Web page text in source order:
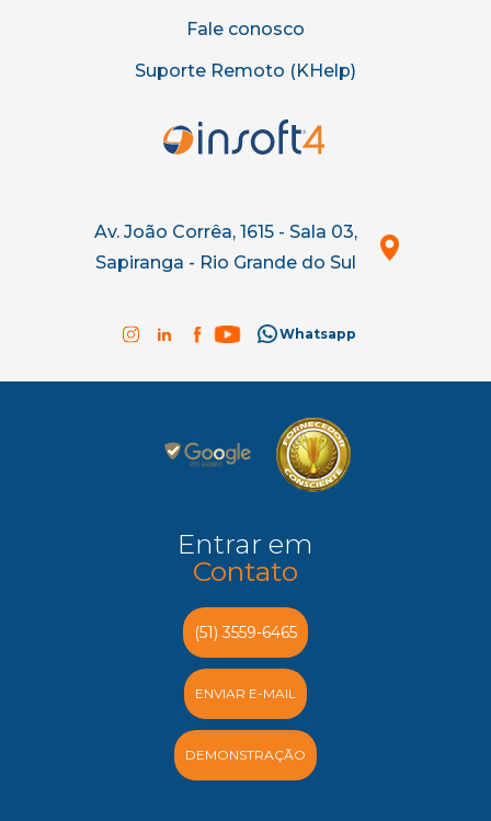
Fale conosco
Suporte Remoto (KHelp)
Av. João Corrêa, 1615 - Sala 03,
Sapiranga - Rio Grande do Sul
Whatsapp
Entrar em
Contato
(51) 3559-6465
ENVIAR E-MAIL
DEMONSTRAÇÃO